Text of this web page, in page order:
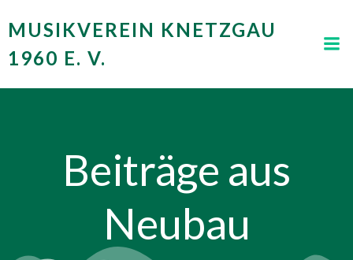
Inhalt
MUSIKVEREIN KNETZGAU
1960 E. V.
Beiträge aus
Neubau